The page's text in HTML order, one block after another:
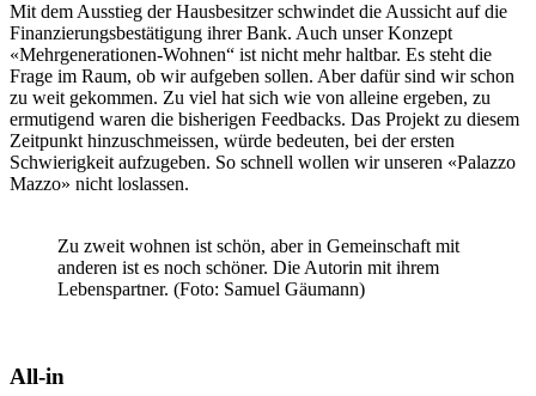
Mit dem Ausstieg der Hausbesitzer schwindet die Aussicht auf die
Finanzierungsbestätigung ihrer Bank. Auch unser Konzept
«Mehrgenerationen-Wohnen“ ist nicht mehr haltbar. Es steht die
Frage im Raum, ob wir aufgeben sollen. Aber dafür sind wir schon
zu weit gekommen. Zu viel hat sich wie von alleine ergeben, zu
ermutigend waren die bisherigen Feedbacks. Das Projekt zu diesem
Zeitpunkt hinzuschmeissen, würde bedeuten, bei der ersten
Schwierigkeit aufzugeben. So schnell wollen wir unseren «Palazzo
Mazzo» nicht loslassen.
Zu zweit wohnen ist schön, aber in Gemeinschaft mit
anderen ist es noch schöner. Die Autorin mit ihrem
Lebenspartner. (Foto: Samuel Gäumann)
All-in